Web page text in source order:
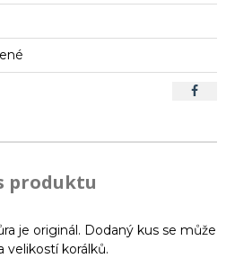
produktu
je originál. Dodaný kus se může
velikostí korálků.